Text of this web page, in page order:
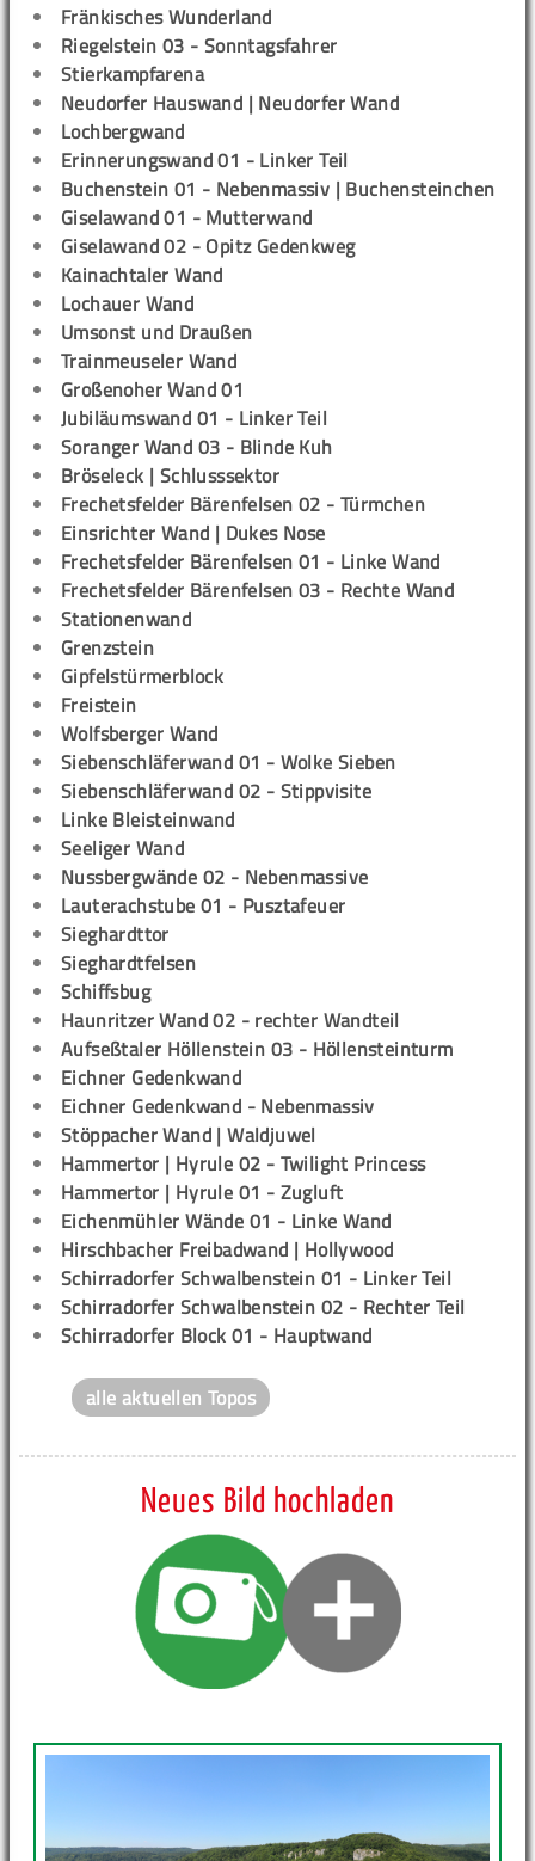
Fränkisches Wunderland
Riegelstein 03 - Sonntagsfahrer
Stierkampfarena
Neudorfer Hauswand | Neudorfer Wand
Lochbergwand
Erinnerungswand 01 - Linker Teil
Buchenstein 01 - Nebenmassiv | Buchensteinchen
Giselawand 01 - Mutterwand
Giselawand 02 - Opitz Gedenkweg
Kainachtaler Wand
Lochauer Wand
Umsonst und Draußen
Trainmeuseler Wand
Großenoher Wand 01
Jubiläumswand 01 - Linker Teil
Soranger Wand 03 - Blinde Kuh
Bröseleck | Schlusssektor
Frechetsfelder Bärenfelsen 02 - Türmchen
Einsrichter Wand | Dukes Nose
Frechetsfelder Bärenfelsen 01 - Linke Wand
Frechetsfelder Bärenfelsen 03 - Rechte Wand
Stationenwand
Grenzstein
Gipfelstürmerblock
Freistein
Wolfsberger Wand
Siebenschläferwand 01 - Wolke Sieben
Siebenschläferwand 02 - Stippvisite
Linke Bleisteinwand
Seeliger Wand
Nussbergwände 02 - Nebenmassive
Lauterachstube 01 - Pusztafeuer
Sieghardttor
Sieghardtfelsen
Schiffsbug
Haunritzer Wand 02 - rechter Wandteil
Aufseßtaler Höllenstein 03 - Höllensteinturm
Eichner Gedenkwand
Eichner Gedenkwand - Nebenmassiv
Stöppacher Wand | Waldjuwel
Hammertor | Hyrule 02 - Twilight Princess
Hammertor | Hyrule 01 - Zugluft
Eichenmühler Wände 01 - Linke Wand
Hirschbacher Freibadwand | Hollywood
Schirradorfer Schwalbenstein 01 - Linker Teil
Schirradorfer Schwalbenstein 02 - Rechter Teil
Schirradorfer Block 01 - Hauptwand
alle aktuellen Topos
Neues Bild hochladen